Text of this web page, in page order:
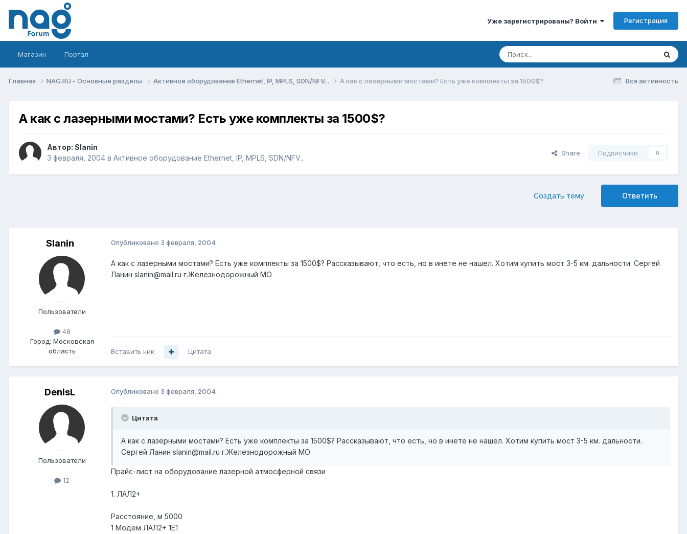
Уже зарегистрированы? Войти Регистрация
Магазин Портал
Вся активность
Главная NAG.RU - Основные разделы Активное оборудование Ethernet, IP, MPLS, SDN/NFV... А как с лазерными мостами? Есть уже комплекты за 1500$?
А как с лазерными мостами? Есть уже комплекты за 1500$?
Автор: Slanin
3 февраля, 2004 в Активное оборудование Ethernet, IP, MPLS, SDN/NFV...
Share Подписчики 0
Ответить
Создать тему
Slanin
Пользователи
48
Город: Московская
область
Опубликовано 3 февраля, 2004
А как с лазерными мостами? Есть уже комплекты за 1500$? Рассказывают, что есть, но в инете не нашел. Хотим купить мост 3-5 км. дальности. Сергей
Ланин slanin@mail.ru г.Железнодорожный МО
Вставить ник Цитата
DenisL
Пользователи
12
Опубликовано 3 февраля, 2004
Цитата
А как с лазерными мостами? Есть уже комплекты за 1500$? Рассказывают, что есть, но в инете не нашел. Хотим купить мост 3-5 км. дальности.
Сергей Ланин slanin@mail.ru г.Железнодорожный МО
Прайс-лист на оборудование лазерной атмосферной связи
1. ЛАЛ2+
Расстояние, м 5000
1 Модем ЛАЛ2+ 1Е1